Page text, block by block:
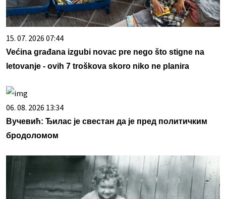
15. 07. 2026 07:44
Većina građana izgubi novac pre nego što stigne na
letovanje - ovih 7 troškova skoro niko ne planira
06. 08. 2026 13:34
Вучевић: Ђилас је свестан да је пред политичким
бродоломом